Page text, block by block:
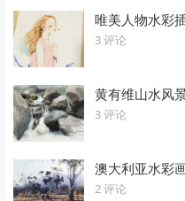
唯美人物水彩
3 评论
黄有维山水风
3 评论
澳大利亚水彩
2 评论